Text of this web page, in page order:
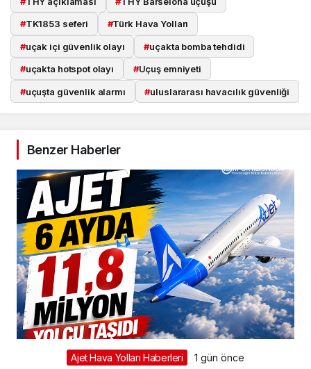
#TK1853 seferi #Türk Hava Yolları
#uçak içi güvenlik olayı #uçakta bomba tehdidi
#uçakta hotspot olayı #Uçuş emniyeti
#uçuşta güvenlik alarmı #uluslararası havacılık güvenliği
Benzer Haberler
Ajet Hava Yolları Haberleri 1 gün önce